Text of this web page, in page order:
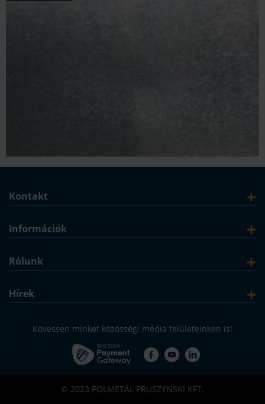
Kontakt
Információk
Rólunk
Hírek
Kövessen minket közösségi média felületeinken is!
© 2023 POLMETÁL PRUSZYNSKI KFT.